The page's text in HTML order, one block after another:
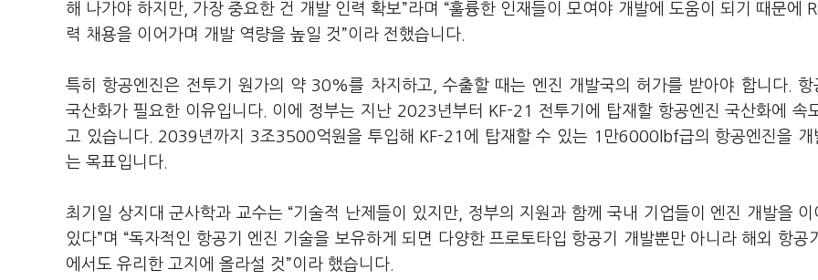
해 나가야 하지만, 가장 중요한 건 개발 인력 확보”라며 “훌륭한 인재들이 모여야 개발에 도움이 되기 때문에
력 채용을 이어가며 개발 역량을 높일 것”이라 전했습니다.
특히 항공엔진은 전투기 원가의 약 30%를 차지하고, 수출할 때는 엔진 개발국의 허가를 받아야 합니다. 항
국산화가 필요한 이유입니다. 이에 정부는 지난 2023년부터 KF-21 전투기에 탑재할 항공엔진 국산화에 속
고 있습니다. 2039년까지 3조3500억원을 투입해 KF-21에 탑재할 수 있는 1만6000lbf급의 항공엔진을 개
는 목표입니다.
최기일 상지대 군사학과 교수는 “기술적 난제들이 있지만, 정부의 지원과 함께 국내 기업들이 엔진 개발을 이
있다”며 “독자적인 항공기 엔진 기술을 보유하게 되면 다양한 프로토타입 항공기 개발뿐만 아니라 해외 항공
에서도 유리한 고지에 올라설 것”이라 했습니다.